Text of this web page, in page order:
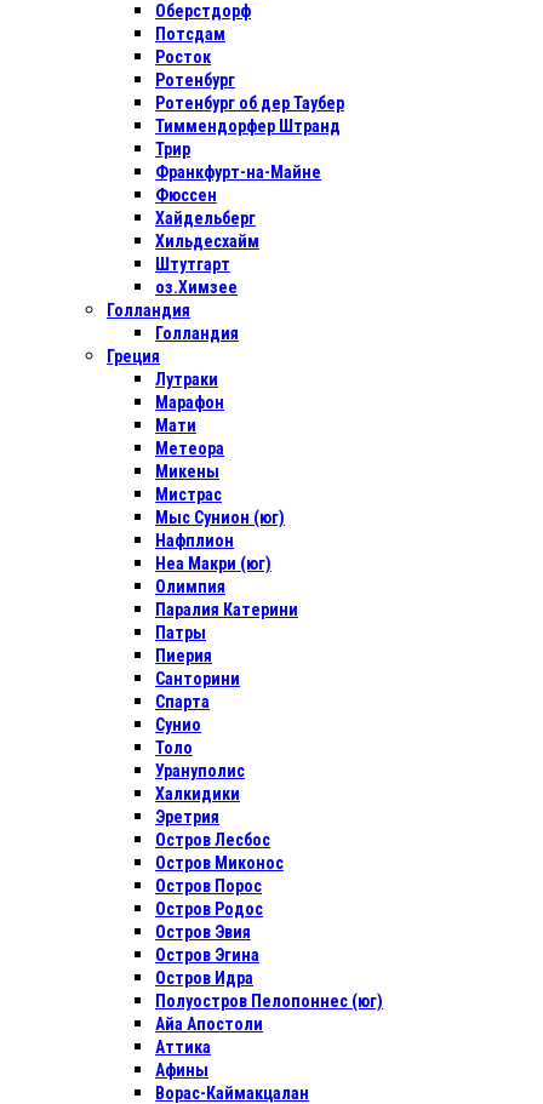
Оберстдорф
Потсдам
Росток
Ротенбург
Ротенбург об дер Таубер
Тиммендорфер Штранд
Трир
Франкфурт-на-Майне
Фюссен
Хайдельберг
Хильдесхайм
Штутгарт
оз.Химзее
Голландия
Голландия
Греция
Лутраки
Марафон
Мати
Метеора
Микены
Мистрас
Мыс Сунион (юг)
Нафплион
Неа Макри (юг)
Олимпия
Паралия Катерини
Патры
Пиерия
Санторини
Спарта
Сунио
Толо
Урануполис
Халкидики
Эретрия
Остров Лесбос
Остров Миконос
Остров Порос
Остров Родос
Остров Эвия
Остров Эгина
Остров Идра
Полуостров Пелопоннес (юг)
Айа Апостоли
Аттика
Афины
Ворас-Каймакцалан